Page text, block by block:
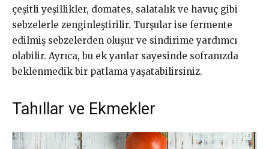
çeşitli yeşillikler, domates, salatalık ve havuç gibi
sebzelerle zenginleştirilir. Turşular ise fermente
edilmiş sebzelerden oluşur ve sindirime yardımcı
olabilir. Ayrıca, bu ek yanlar sayesinde sofranızda
beklenmedik bir patlama yaşatabilirsiniz.
Tahıllar ve Ekmekler